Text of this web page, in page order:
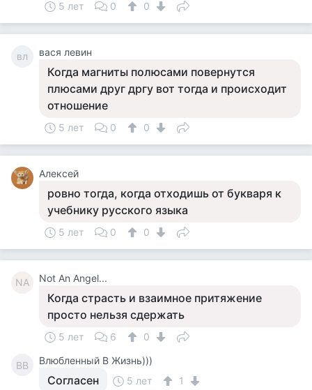
5 лет 0 0
вл вася левин
Когда магниты полюсами повернутся
плюсами друг дргу вот тогда и происходит
отношение
5 лет 0 0
Алексей
ровно тогда, когда отходишь от букваря к
учебнику русского языка
5 лет 0 0
NA Not An Angel...
Когда страсть и взаимное притяжение
просто нельзя сдержать
5 лет 6 0
ВВ Влюбленный В Жизнь)))
Согласен 5 лет 1